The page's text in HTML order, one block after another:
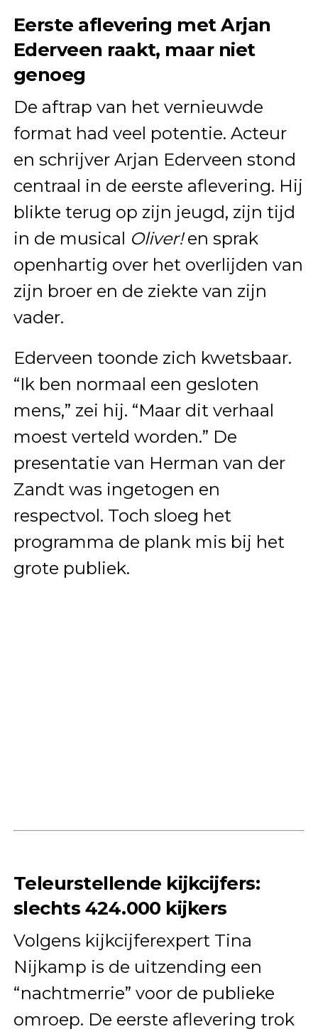
Eerste aflevering met Arjan
Ederveen raakt, maar niet
genoeg
De aftrap van het vernieuwde
format had veel potentie. Acteur
en schrijver Arjan Ederveen stond
centraal in de eerste aflevering. Hij
blikte terug op zijn jeugd, zijn tijd
in de musical Oliver!en sprak
openhartig over het overlijden van
zijn broer en de ziekte van zijn
vader.
Ederveen toonde zich kwetsbaar.
“Ik ben normaal een gesloten
mens,” zei hij. “Maar dit verhaal
moest verteld worden.” De
presentatie van Herman van der
Zandt was ingetogen en
respectvol. Toch sloeg het
programma de plank mis bij het
grote publiek.
Teleurstellende kijkcijfers:
slechts 424.000 kijkers
Volgens kijkcijferexpert Tina
Nijkamp is de uitzending een
“nachtmerrie” voor de publieke
omroep. De eerste aflevering trok